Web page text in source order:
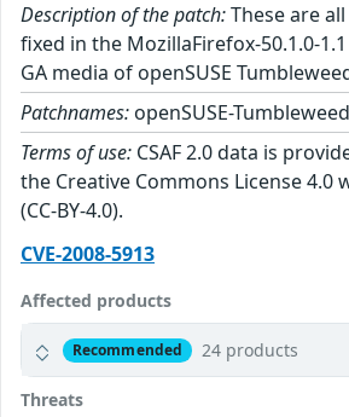
Description of the patch:These are
fixed in the MozillaFirefox-50.1.0-
GA media of openSUSE
Patchnames: openSUSE-
Terms of use: CSAF 2.0 data is
the Creative Commons License
(CC-BY-4.0).
CVE-2008-5913
Affected products
Recommended 24 products
Threats